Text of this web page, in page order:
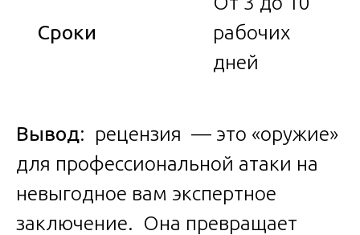
Сроки
рабочих
дней
Вывод: рецензия — это «оружие»
для профессиональной атаки на
невыгодное вам экспертное
заключение. Она превращает